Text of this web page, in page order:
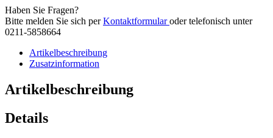
Haben Sie Fragen?
Bitte melden Sie sich perKontaktformularoder telefonisch unter
0211-5858664
Artikelbeschreibung
Zusatzinformation
Artikelbeschreibung
Details